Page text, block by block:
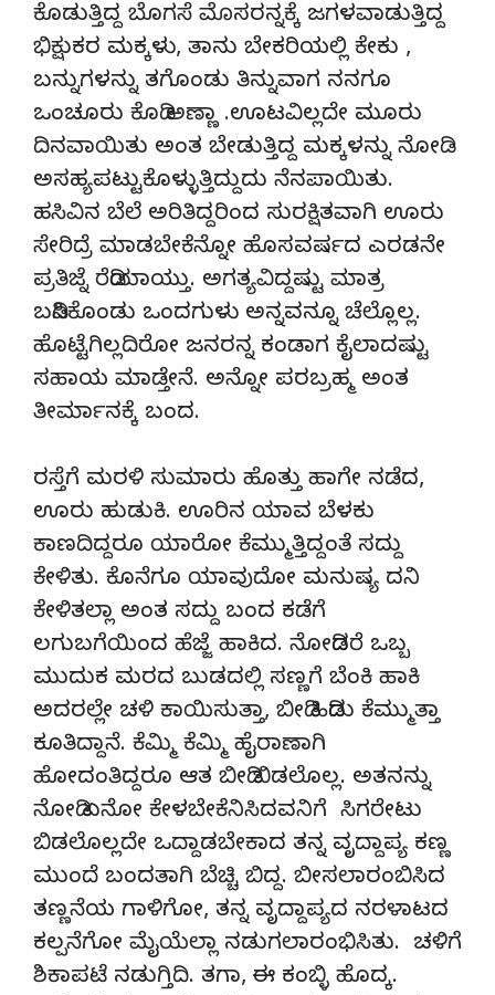
ಕೊಡುತ್ತಿದ್ದ ಬೊಗಸೆ ಮೊಸರನ್ನಕ್ಕೆ ಜಗಳವಾಡುತ್ತಿದ್ದ
ಭಿಕ್ಷುಕರ ಮಕ್ಕಳು, ತಾನು ಬೇಕರಿಯಲ್ಲಿ ಕೇಕು ,
ಬನ್ನುಗಳನ್ನು ತಗೊಂಡು ತಿನ್ನುವಾಗ ನನಗೂ
ಒಂಚೂರು ಕೊಡಿ ಅಣ್ಣಾ .ಊಟವಿಲ್ಲದೇ ಮೂರು
ದಿನವಾಯಿತು ಅಂತ ಬೇಡುತ್ತಿದ್ದ ಮಕ್ಕಳನ್ನು ನೋಡಿ
ಅಸಹ್ಯಪಟ್ಟುಕೊಳ್ಳುತ್ತಿದ್ದುದು ನೆನಪಾಯಿತು.
ಹಸಿವಿನ ಬೆಲೆ ಅರಿತಿದ್ದರಿಂದ ಸುರಕ್ಷಿತವಾಗಿ ಊರು
ಸೇರಿದ್ರೆ ಮಾಡಬೇಕೆನ್ನೋ ಹೊಸವರ್ಷದ ಎರಡನೇ
ಪ್ರತಿಜ್ನೆ ರೆಡಿಯಾಯ್ತು. ಅಗತ್ಯವಿದ್ದಷ್ಟು ಮಾತ್ರ
ಬಡಿಸಿಕೊಂಡು ಒಂದಗುಳು ಅನ್ನವನ್ನೂ ಚೆಲ್ಲೊಲ್ಲ.
ಹೊಟ್ಟೆಗಿಲ್ಲದಿರೋ ಜನರನ್ನ ಕಂಡಾಗ ಕೈಲಾದಷ್ಟು
ಸಹಾಯ ಮಾಡ್ತೇನೆ. ಅನ್ನೋ ಪರಬ್ರಹ್ಮ ಅಂತ
ತೀರ್ಮಾನಕ್ಕೆ ಬಂದ.
ರಸ್ತೆಗೆ ಮರಳಿ ಸುಮಾರು ಹೊತ್ತು ಹಾಗೇ ನಡೆದ,
ಊರು ಹುಡುಕಿ. ಊರಿನ ಯಾವ ಬೆಳಕು
ಕಾಣದಿದ್ದರೂ ಯಾರೋ ಕೆಮ್ಮುತ್ತಿದ್ದಂತೆ ಸದ್ದು
ಕೇಳಿತು. ಕೊನೆಗೂ ಯಾವುದೋ ಮನುಷ್ಯ ದನಿ
ಕೇಳಿತಲ್ಲಾ ಅಂತ ಸದ್ದು ಬಂದ ಕಡೆಗೆ
ಲಗುಬಗೆಯಿಂದ ಹೆಜ್ಜೆ ಹಾಕಿದ. ನೋಡಿದರೆ ಒಬ್ಬ
ಮುದುಕ ಮರದ ಬುಡದಲ್ಲಿ ಸಣ್ಣಗೆ ಬೆಂಕಿ ಹಾಕಿ
ಅದರಲ್ಲೇ ಚಳಿ ಕಾಯಿಸುತ್ತಾ, ಬೀಡಿ ಹಿಡಿದು ಕೆಮ್ಮುತ್ತಾ
ಕೂತಿದ್ದಾನೆ. ಕೆಮ್ಮಿ ಕೆಮ್ಮಿ ಹೈರಾಣಾಗಿ
ಹೋದಂತಿದ್ದರೂ ಆತ ಬೀಡಿ ಬಿಡಲೊಲ್ಲ. ಅತನನ್ನು
ನೋಡಿ ಏನೋ ಕೇಳಬೇಕೆನಿಸಿದವನಿಗೆ ಸಿಗರೇಟು
ಬಿಡಲೊಲ್ಲದೇ ಒದ್ದಾಡಬೇಕಾದ ತನ್ನ ವೃದ್ದಾಪ್ಯ ಕಣ್ಣ
ಮುಂದೆ ಬಂದತಾಗಿ ಬೆಚ್ಚಿ ಬಿದ್ದ. ಬೀಸಲಾರಂಬಿಸಿದ
ತಣ್ಣನೆಯ ಗಾಳಿಗೋ, ತನ್ನ ವೃದ್ದಾಪ್ಯದ ನರಳಾಟದ
ಕಲ್ಪನೆಗೋ ಮೈಯೆಲ್ಲಾ ನಡುಗಲಾರಂಭಿಸಿತು. ಚಳಿಗೆ
ಶಿಕಾಪಟೆ ನಡುಗ್ತಿದಿ. ತಗಾ, ಈ ಕಂಬ್ಳಿ ಹೊದ್ಕ.